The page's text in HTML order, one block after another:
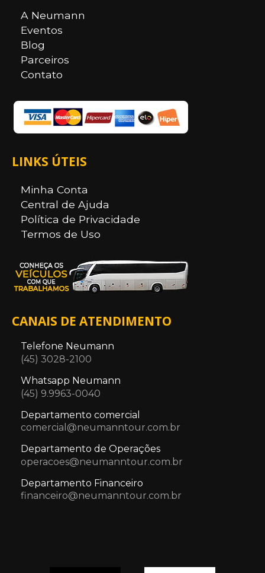
A Neumann
Eventos
Blog
Parceiros
Contato
LINKS ÚTEIS
Minha Conta
Central de Ajuda
Política de Privacidade
Termos de Uso
CANAIS DE ATENDIMENTO
Telefone Neumann
(45) 3028-2100
Whatsapp Neumann
(45) 9.9963-0040
Departamento comercial
comercial@neumanntour.com.br
Departamento de Operações
operacoes@neumanntour.com.br
Departamento Financeiro
financeiro@neumanntour.com.br